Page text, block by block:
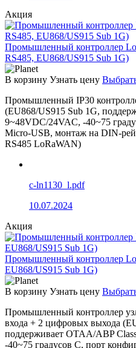
Акция
Промышленный контроллер
RS485, EU868/US915 Sub 1G)
В корзину Узнать цену
Промышленный IP30
(EU868/US915 Sub 1G,
9~48VDC/24VAC, -40~75
Micro-USB, монтаж на DIN-
RS485 LoRaWAN)
c-ln1130_l.pdf
10.07.2024
Акция
Промышленный контроллер
EU868/US915 Sub 1G)
В корзину Узнать цену
Промышленный контроллер
входа + 2 цифровых выхода
поддерживает OTAA/ABP
-40~75 градусов C, порт